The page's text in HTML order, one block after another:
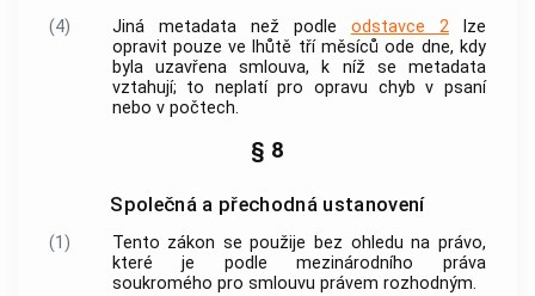
(4)
Jiná metadata než podle odstavce 2lze
opravit pouze ve lhůtě tří měsíců ode dne, kdy
byla uzavřena smlouva, k níž se metadata
vztahují; to neplatí pro opravu chyb v psaní
nebo v počtech.
§ 8
Společná a přechodná ustanovení
(1)
Tento zákon se použije bez ohledu na právo,
které je podle mezinárodního práva
soukromého pro smlouvu právem rozhodným.